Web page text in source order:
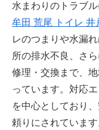
水まわりのトラブ
牟田 荒尾 トイレ 井
レのつまりや水漏
所の排水不良、さ
修理・交換まで、
っています。対応
を中心としており
頼りにされています